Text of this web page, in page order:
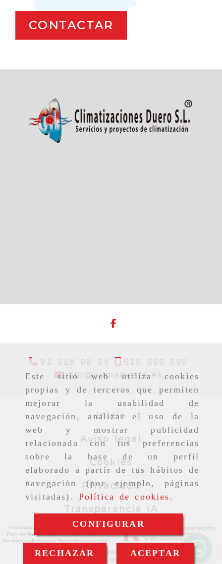
Este sitio web utiliza cookies
propias y de terceros que permiten
mejorar la usabilidad de
navegación, analizar el uso de la
web y mostrar publicidad
relacionada con tus preferencias
sobre la base de un perfil
elaborado a partir de tus hábitos de
navegación (por ejemplo, páginas
visitadas). Política de cookies .
CONFIGURAR
RECHAZAR ACEPTAR
CONTACTAR
91 518 98 34
615 669 690
info
climaduero.es info
Inicio
Aviso legal
Cookies
Privacidad
Transparencia IA